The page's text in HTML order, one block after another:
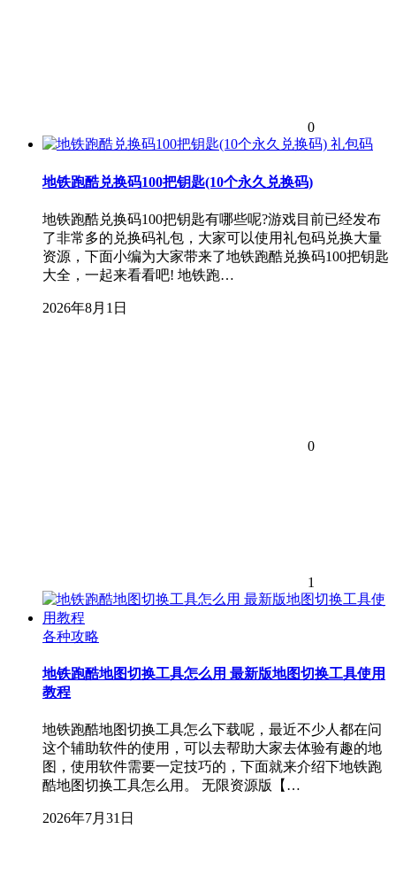
0
礼包码
地铁跑酷兑换码100把钥匙(10个永久兑换码)
地铁跑酷兑换码100把钥匙有哪些呢?游戏目前已经发布
了非常多的兑换码礼包，大家可以使用礼包码兑换大量
资源，下面小编为大家带来了地铁跑酷兑换码100把钥匙
大全，一起来看看吧! 地铁跑…
2026年8月1日
0
1
各种攻略
地铁跑酷地图切换工具怎么用 最新版地图切换工具使用
教程
地铁跑酷地图切换工具怎么下载呢，最近不少人都在问
这个辅助软件的使用，可以去帮助大家去体验有趣的地
图，使用软件需要一定技巧的，下面就来介绍下地铁跑
酷地图切换工具怎么用。 无限资源版【…
2026年7月31日